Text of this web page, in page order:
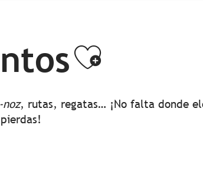
Ajouter
, rutas, regatas… ¡No falta donde